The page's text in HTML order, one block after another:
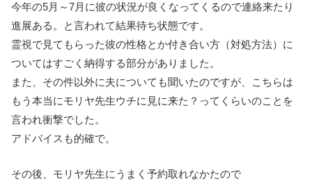
今年の5月～7月に彼の状況が良くなってくるので連絡来たり
進展ある。と言われて結果待ち状態です。
霊視で見てもらった彼の性格とか付き合い方（対処方法）に
ついてはすごく納得する部分がありました。
また、その件以外に夫についても聞いたのですが、こちらは
もう本当にモリヤ先生ウチに見に来た？ってくらいのことを
言われ衝撃でした。
アドバイスも的確で。
その後、モリヤ先生にうまく予約取れなかたので